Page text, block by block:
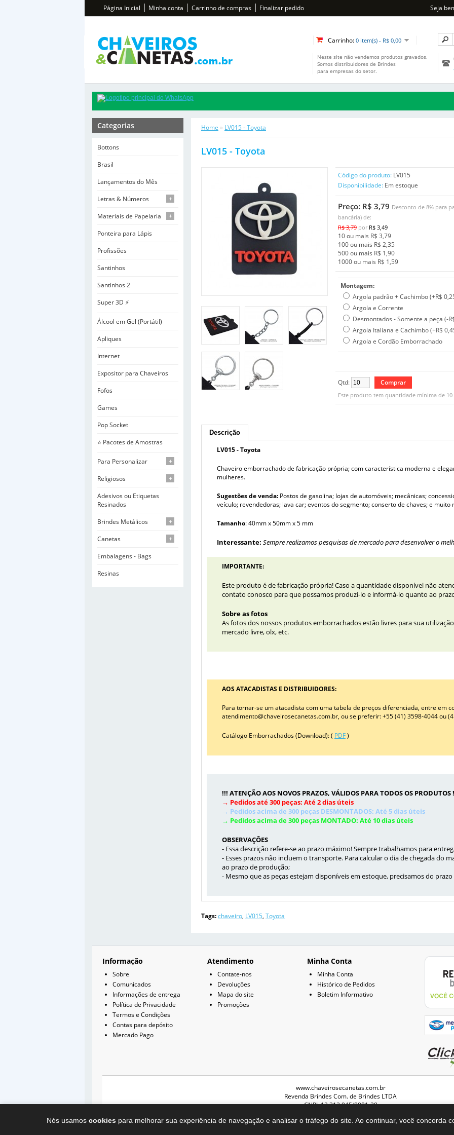
Neste site não vendemos produtos gravados.
Somos distribuidores de Brindes
para empresas do setor.
Carrinho: 0 item(s) - R$ 0,00
Seja
Página Inicial Minha conta Carrinho de compras Finalizar pedido
Categorias
Bottons
Brasil
Lançamentos do Mês
Letras & Números
+
Materiais de Papelaria
+
Ponteira para Lápis
Profissões
Santinhos
Santinhos 2
Super 3D ⚡
Álcool em Gel (Portátil)
Apliques
Internet
Expositor para Chaveiros
Fofos
Games
Pop Socket
⭐ Pacotes de Amostras
Para Personalizar
+
Religiosos
+
Adesivos ou Etiquetas
Resinados
Brindes Metálicos
+
Canetas
+
Embalagens - Bags
Resinas
Home » LV015 - Toyota
LV015 - Toyota
Código do produto: LV015
Disponibilidade: Em estoque
Preço: R$ 3,79 Desconto de 8% para
bancária) de:
R$ 3,79 por R$ 3,49
10 ou mais R$ 3,79
100 ou mais R$ 2,35
500 ou mais R$ 1,90
1000 ou mais R$ 1,59
Montagem:
Argola padrão + Cachimbo (+R$
Argola e Corrente
Desmontados - Somente a peça (-
Argola Italiana e Cachimbo (+R$
Argola e Cordão Emborrachado
Qtd:
Este produto tem quantidade mínima de 10
Descrição
LV015 - Toyota
Chaveiro emborrachado de fabricação própria; com característica moderna e
mulheres.
Sugestões de venda: Postos de gasolina; lojas de automóveis; mecânicas;
veículo; revendedoras; lava car; eventos do segmento; conserto de chaves; e muito
Tamanho: 40mm x 50mm x 5 mm
Interessante: Sempre realizamos pesquisas de mercado para desenvolver o
IMPORTANTE:
Este produto é de fabricação própria! Caso a quantidade disponível não
contato conosco para que possamos produzi-lo e informá-lo quanto ao
Sobre as fotos
As fotos dos nossos produtos emborrachados estão livres para sua
mercado livre, olx, etc.
AOS ATACADISTAS E DISTRIBUIDORES:
Para tornar-se um atacadista com uma tabela de preços diferenciada, entre em
atendimento@chaveirosecanetas.com.br, ou se preferir: +55 (41) 3598-4044 ou
Catálogo Emborrachados (Download): ( PDF)
!!! ATENÇÃO AOS NOVOS PRAZOS, VÁLIDOS PARA TODOS OS PRODUTOS
→ Pedidos até 300 peças: Até 2 dias úteis
→ Pedidos acima de 300 peças DESMONTADOS: Até 5 dias úteis
→ Pedidos acima de 300 peças MONTADO: Até 10 dias úteis
OBSERVAÇÔES
- Essa descrição refere-se ao prazo máximo! Sempre trabalhamos para
- Esses prazos não incluem o transporte. Para calcular o dia de chegada do
ao prazo de produção;
- Mesmo que as peças estejam disponíveis em estoque, precisamos do
Tags:chaveiro, LV015, Toyota
Informação
Sobre
Comunicados
Informações de entrega
Política de Privacidade
Termos e Condições
Contas para depósito
Mercado Pago
Atendimento
Contate-nos
Devoluções
Mapa do site
Promoções
Minha Conta
Minha Conta
Histórico de Pedidos
Boletim Informativo
www.chaveirosecanetas.com.br
Revenda Brindes Com. de Brindes LTDA
CNPJ: 12.312.945/0001-28
Nós usamos cookies para melhorar sua experiência de navegação e analisar o tráfego do site. Ao continuar, você concorda